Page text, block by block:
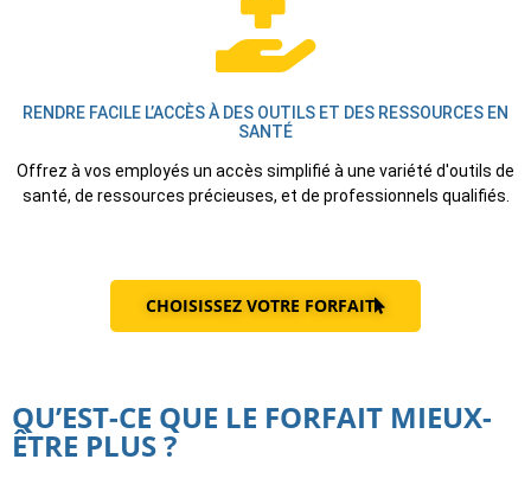
RENDRE FACILE L’ACCÈS À DES OUTILS ET DES RESSOURCES EN
SANTÉ
Offrez à vos employés un accès simplifié à une variété d'outils de
santé, de ressources précieuses, et de professionnels qualifiés.
CHOISISSEZ VOTRE FORFAIT
QU’EST-CE QUE LE FORFAIT MIEUX-
ÊTRE PLUS ?